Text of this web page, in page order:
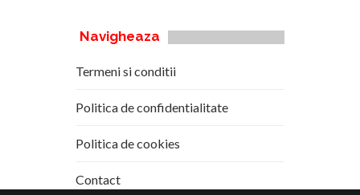
Navigheaza
Termeni si conditii
Politica de confidentialitate
Politica de cookies
Contact